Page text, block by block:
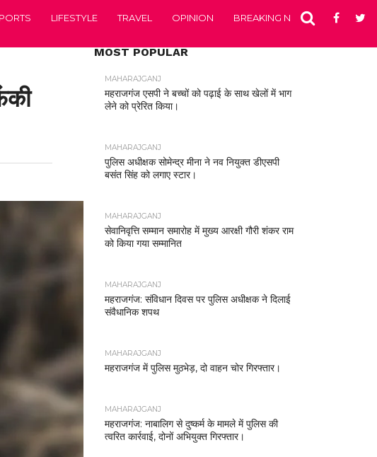
LIFESTYLE TRAVEL OPINION BREAKING NEWS
MOST POPULAR
MAHARAJGANJ
महराजगंज एसपी ने बच्चों को पढ़ाई के साथ खेलों में भाग
लेने को प्रेरित किया।
MAHARAJGANJ
पुलिस अधीक्षक सोमेन्द्र मीना ने नव नियुक्त डीएसपी
बसंत सिंह को लगाए स्टार।
MAHARAJGANJ
सेवानिवृत्ति सम्मान समारोह में मुख्य आरक्षी गौरी शंकर राम
को किया गया सम्मानित
MAHARAJGANJ
महराजगंज: संविधान दिवस पर पुलिस अधीक्षक ने दिलाई
संवैधानिक शपथ
MAHARAJGANJ
महराजगंज में पुलिस मुठभेड़, दो वाहन चोर गिरफ्तार।
MAHARAJGANJ
महराजगंज: नाबालिग से दुष्कर्म के मामले में पुलिस की
त्वरित कार्रवाई, दोनों अभियुक्त गिरफ्तार।